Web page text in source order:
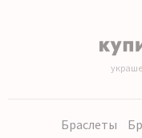
Браслеты